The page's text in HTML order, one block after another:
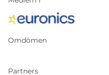
Omdömen
Partners